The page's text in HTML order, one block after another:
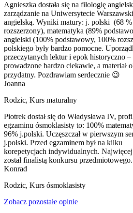
Agnieszka dostała się na filologię
zarządzanie na Uniwersytecie
angielską. Wyniki matury: j. polski (68
rozszerzony), matematyka (89%
angielski (100% podstawowy, 100%
polskiego były bardzo pomocne.
przeczytanych lektur i epok historyczno
prowadzone bardzo ciekawie, a materiał
przydatny. Pozdrawiam serdecznie 😉
Joanna
Rodzic, Kurs maturalny
Piotrek dostał się do Władysława IV,
egzaminu ósmoklasisty to: 100%
96% j.polski. Uczęszczał w pierwszym
j.polski. Przed egzaminem był na kilku
korepetycjach indywidualnych.
został finalistą konkursu
Konrad
Rodzic, Kurs ósmoklasisty
Zobacz pozostałe opinie